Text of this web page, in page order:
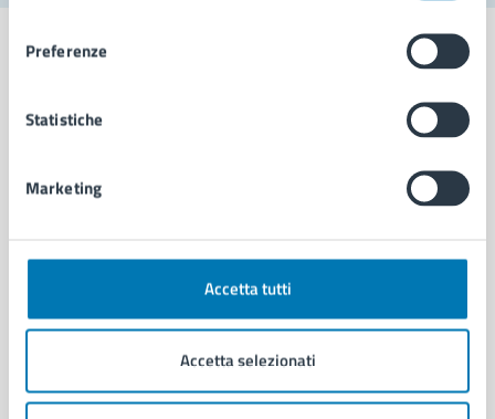
Preferenze
Statistiche
Marketing
Accetta tutti
Accetta selezionati
Comune di Napoli
AMMINISTRAZIONE
Organi di governo
Enti e fondazioni
Personale amministrativo